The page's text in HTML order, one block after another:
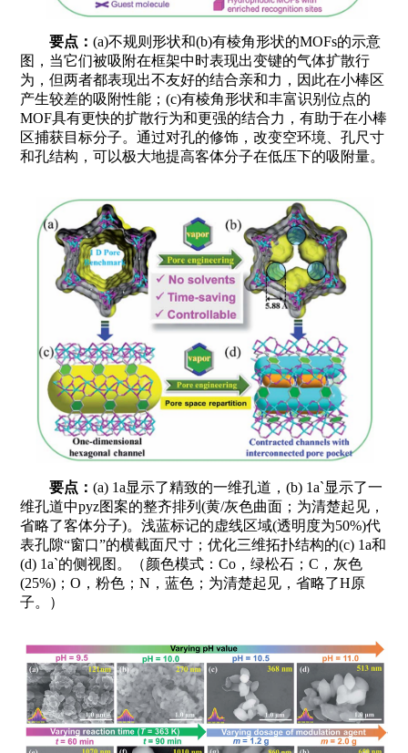
要点：(a)不规则形状和(b)有棱角形状的MOFs的示意
图，当它们被吸附在框架中时表现出变键的气体扩散行
为，但两者都表现出不友好的结合亲和力，因此在小棒区
产生较差的吸附性能；(c)有棱角形状和丰富识别位点的
MOF具有更快的扩散行为和更强的结合力，有助于在小棒
区捕获目标分子。通过对孔的修饰，改变空环境、孔尺寸
和孔结构，可以极大地提高客体分子在低压下的吸附量。
要点：(a) 1a显示了精致的一维孔道，(b) 1a`显示了一
维孔道中pyz图案的整齐排列(黄/灰色曲面；为清楚起见，
省略了客体分子)。浅蓝标记的虚线区域(透明度为50%)代
表孔隙“窗口”的横截面尺寸；优化三维拓扑结构的(c) 1a和
(d) 1a`的侧视图。（颜色模式：Co，绿松石；C，灰色
(25%)；O，粉色；N，蓝色；为清楚起见，省略了H原
子。）